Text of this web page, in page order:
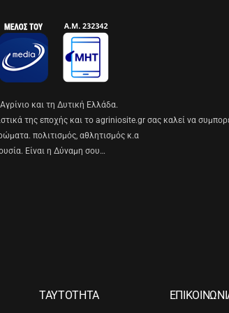
και τη Δυτική Ελλάδα.
της εποχής και το agriniosite.gr σας καλεί να
πολιτισμός, αθλητισμός κ.α
Είναι η Δύναμη σου…
ΤΑΥΤΟΤΗΤΑ